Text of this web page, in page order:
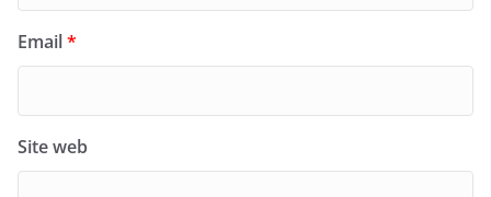
Email*
Site web